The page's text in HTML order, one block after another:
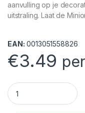
aanvulling op je
uitstraling. Laat de
EAN: 0013051558826
€3.49
Minions ballonnen